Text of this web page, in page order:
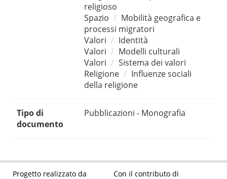
religioso
Spazio
Mobilità geografica e
processi migratori
Valori
Identità
Valori
Modelli culturali
Valori
Sistema dei valori
Religione
Influenze sociali
della religione
Tipo di
documento
Pubblicazioni - Monografia
Progetto realizzato da Con il contributo di